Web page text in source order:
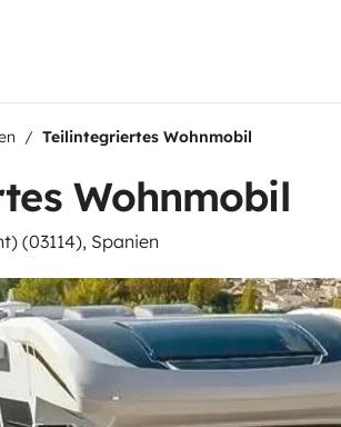
Teilintegriertes Wohnmobil
Wohnmobil
(03114), Spanien